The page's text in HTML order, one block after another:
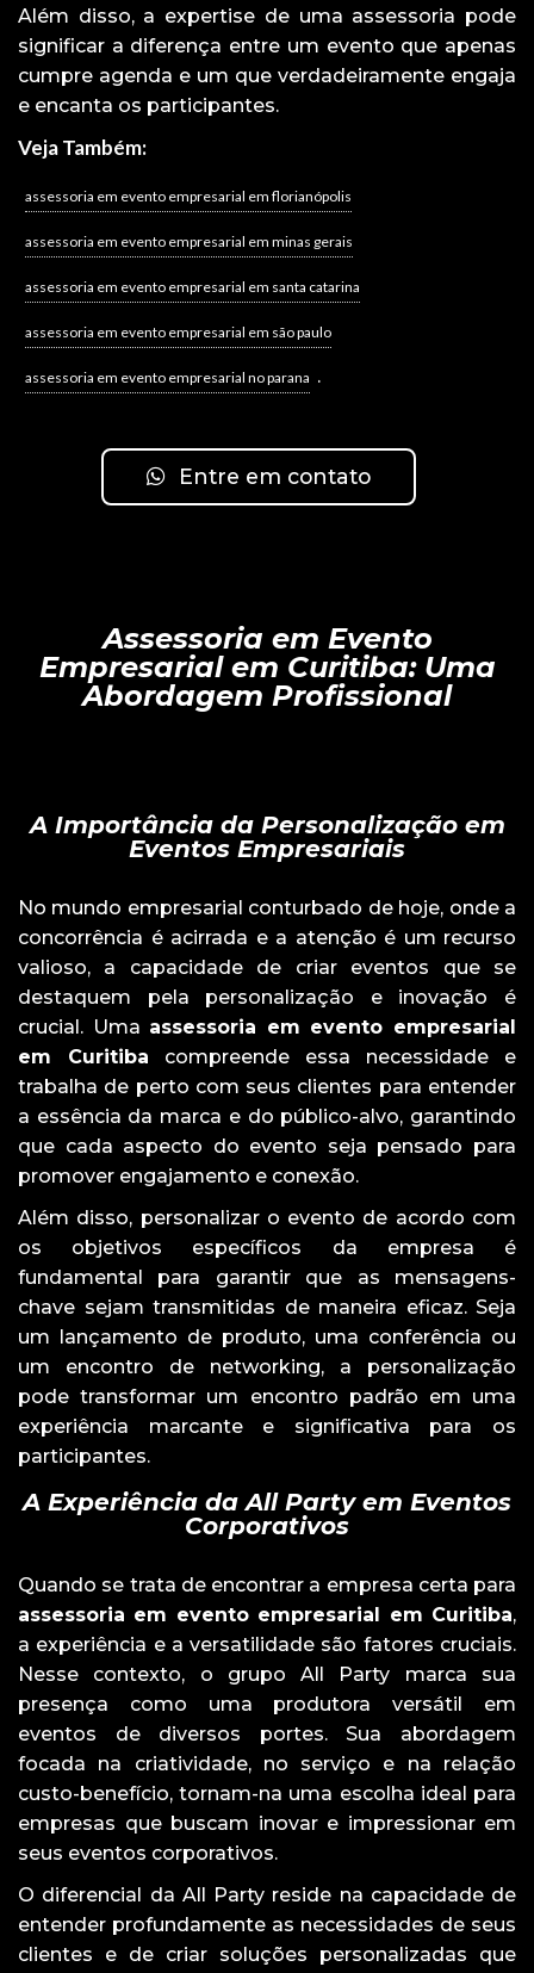
Além disso, a expertise de uma assessoria pode
significar a diferença entre um evento que apenas
cumpre agenda e um que verdadeiramente engaja
e encanta os participantes.
Veja Também:
assessoria em evento empresarial em florianópolis
assessoria em evento empresarial em minas gerais
assessoria em evento empresarial em santa catarina
assessoria em evento empresarial em são paulo
assessoria em evento empresarial no parana .
Entre em contato
Assessoria em Evento
Empresarial em Curitiba: Uma
Abordagem Profissional
A Importância da Personalização em
Eventos Empresariais
No mundo empresarial conturbado de hoje, onde a
concorrência é acirrada e a atenção é um recurso
valioso, a capacidade de criar eventos que se
destaquem pela personalização e inovação é
crucial. Uma assessoria em evento empresarial
em Curitiba compreende essa necessidade e
trabalha de perto com seus clientes para entender
a essência da marca e do público-alvo, garantindo
que cada aspecto do evento seja pensado para
promover engajamento e conexão.
Além disso, personalizar o evento de acordo com
os objetivos específicos da empresa é
fundamental para garantir que as mensagens-
chave sejam transmitidas de maneira eficaz. Seja
um lançamento de produto, uma conferência ou
um encontro de networking, a personalização
pode transformar um encontro padrão em uma
experiência marcante e significativa para os
participantes.
A Experiência da All Party em Eventos
Corporativos
Quando se trata de encontrar a empresa certa para
assessoria em evento empresarial em Curitiba,
a experiência e a versatilidade são fatores cruciais.
Nesse contexto, o grupo All Party marca sua
presença como uma produtora versátil em
eventos de diversos portes. Sua abordagem
focada na criatividade, no serviço e na relação
custo-benefício, tornam-na uma escolha ideal para
empresas que buscam inovar e impressionar em
seus eventos corporativos.
O diferencial da All Party reside na capacidade de
entender profundamente as necessidades de seus
clientes e de criar soluções personalizadas que